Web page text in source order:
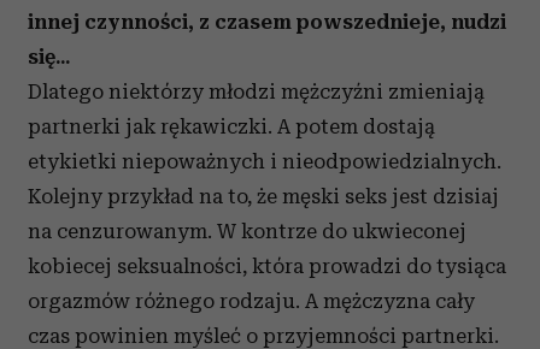
innej czynności, z czasem powszednieje, nudzi
się...
Dlatego niektórzy młodzi mężczyźni zmieniają
partnerki jak rękawiczki. A potem dostają
etykietki niepoważnych i nieodpowiedzialnych.
Kolejny przykład na to, że męski seks jest dzisiaj
na cenzurowanym. W kontrze do ukwieconej
kobiecej seksualności, która prowadzi do tysiąca
orgazmów różnego rodzaju. A mężczyzna cały
czas powinien myśleć o przyjemności partnerki.